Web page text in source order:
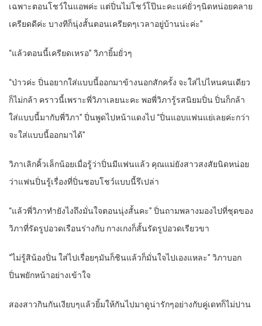
เฉพาะตอนโชว์ในแอพค่ะ แต่ปิ่นไม่โชว์โป๊นะคะแค่ยั่วๆนิดหน่อยคลาย
เครียดดีค่ะ บางทีก็นุ่งสั้นตอนเครียดๆเวลาอยู่บ้านน่ะค่ะ”
“แล้วตอนนี้เครียดเหรอ” วิภายิ้มยั่วๆ
“ป่าวค่ะ ปิ่นอยากใส่แบบนี้ออกมาข้างนอกสักครั้ง จะใส่ไปไหนคนเดียว
ก็ไม่กล้า คราวนี้เพราะพี่วิภาเลยนะคะ พอพี่วิภารู้รสนิยมปิ่น ปิ่นก็กล้า
ใส่แบบนี้มากับพี่วิภา” ปิ่นพูดไปหน้าแดงไป “ปิ่นแอบแฟนแย่เลยค่ะกว่า
จะใส่แบบนี้ออกมาได้”
วิภาเลิกคิ้วเล็กน้อยเมื่อรู้ว่าปิ่นมีแฟนแล้ว คุณแม่ยังสาวสงสัยนิดหน่อย
ว่าแฟนปิ่นรู้เรื่องที่ปิ่นชอบโชว์แบบนี้รึเปล่า
“แล้วพี่วิภาทำยังไงถึงมั่นใจตอนนุ่งสั้นคะ” ปิ่นถามพลางมองไปที่ชุดของ
วิภาที่รัดรูปอวดเรือนร่างกับ กางเกงก็สั้นรัดรูปอวดเรียวขา
“ไม่รู้สิน้องปิ่น ใส่ไปเรื่อยๆมันก็ชินแล้วก็มั่นใจไปเองแหละ” วิภาบอก
ปิ่นพยักหน้าอย่างเข้าใจ
สองสาวกินกันเงียบๆแล้วยิ้มให้กันไปมาดูน่ารักๆอย่างกับคู่เดทก็ไม่ปาน